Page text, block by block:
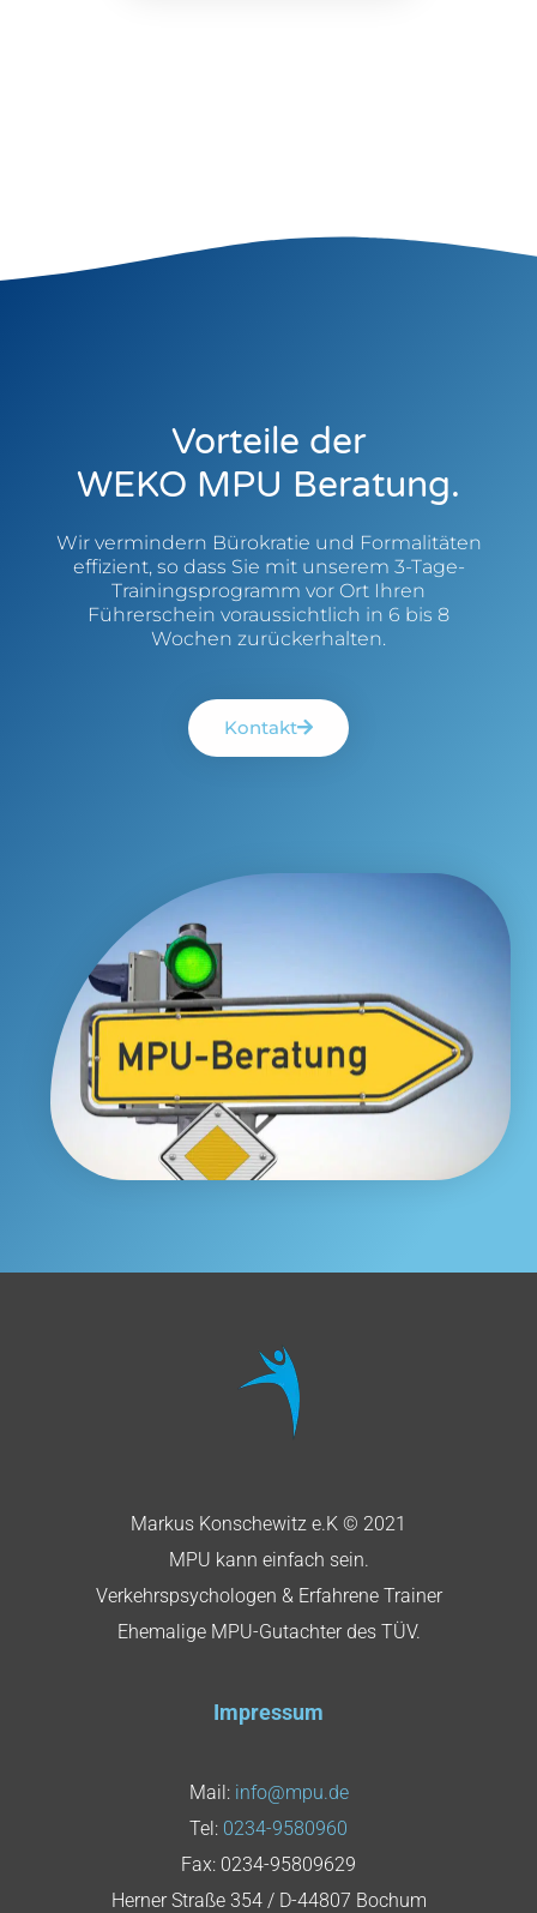
Vorteile der
WEKO MPU Beratung.
Wir vermindern Bürokratie und Formalitäten
effizient, so dass Sie mit unserem 3-Tage-
Trainingsprogramm vor Ort Ihren
Führerschein voraussichtlich in 6 bis 8
Wochen zurückerhalten.
Kontakt
Markus Konschewitz e.K © 2021
MPU kann einfach sein.
Verkehrspsychologen & Erfahrene Trainer
Ehemalige MPU-Gutachter des TÜV.
Impressum
Mail: info@mpu.de
Tel: 0234-9580960
Fax: 0234-95809629
Herner Straße 354 / D-44807 Bochum